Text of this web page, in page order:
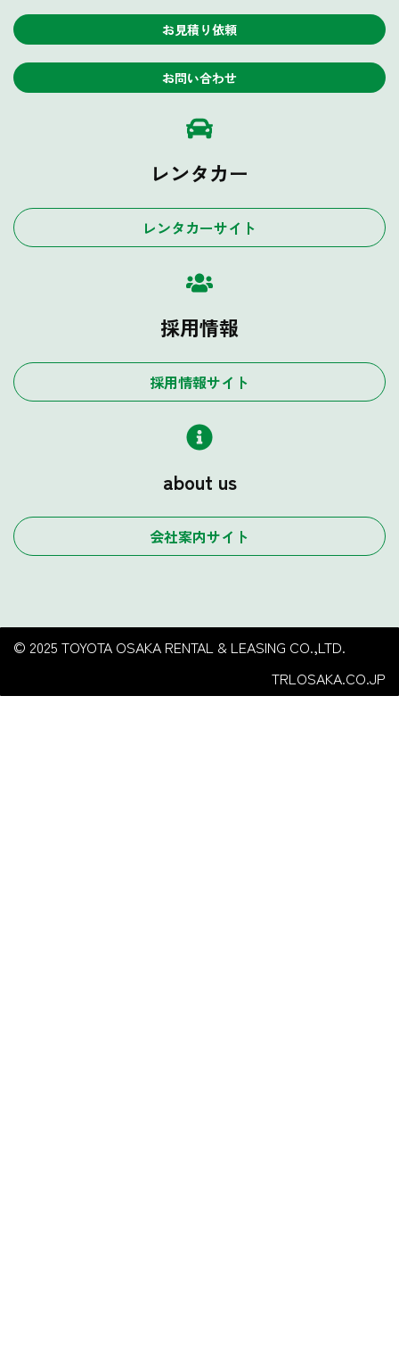
お見積り依頼
お問い合わせ
レンタカー
レンタカーサイト
採用情報
採用情報サイト
about us
会社案内サイト
© 2025 TOYOTA OSAKA RENTAL & LEASING CO.,LTD.
TRLOSAKA.CO.JP